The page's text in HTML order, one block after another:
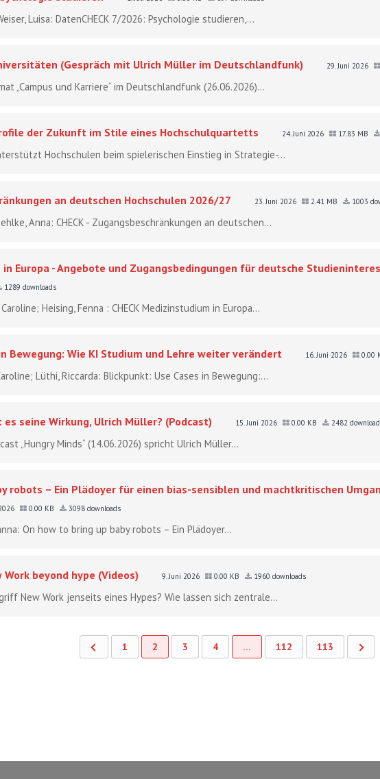
Luisa: DatenCHECK 7/2026: Psychologie studieren,...
(Gespräch mit Ulrich Müller im Deutschlandfunk) 29. Juni 2026
„Campus und Karriere“ im Deutschlandfunk (26.06.2026)...
der Zukunft im Stile eines Hochschulquartetts 24. Juni 2026 17.83 MB
Hochschulen beim spielerischen Einstieg in Strategie-...
an deutschen Hochschulen 2026/27 23. Juni 2026 2.41 MB 1003
Anna: CHECK - Zugangsbeschränkungen an deutschen...
in Europa - Angebote und Zugangsbedingungen für deutsche
1289 downloads
Heising, Fenna : CHECK Medizinstudium in Europa...
Bewegung: Wie KI Studium und Lehre weiter verändert 16. Juni 2026 0.00
Lüthi, Riccarda: Blickpunkt: Use Cases in Bewegung:...
seine Wirkung, Ulrich Müller? (Podcast) 15. Juni 2026 0.00 KB 2482
„Hungry Minds“ (14.06.2026) spricht Ulrich Müller...
robots – Ein Plädoyer für einen bias-sensiblen und machtkritischen
0.00 KB 3098 downloads
On how to bring up baby robots – Ein Plädoyer...
Work beyond hype (Videos) 9. Juni 2026 0.00 KB 1960 downloads
New Work jenseits eines Hypes? Wie lassen sich zentrale...
1 2 3 4 … 112 113